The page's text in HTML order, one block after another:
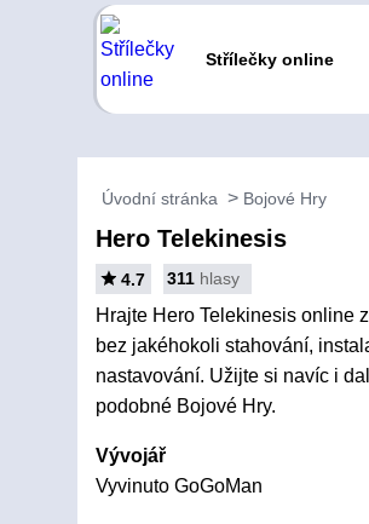
Střílečky online
Úvodní stránka Bojové Hry
Hero Telekinesis
4.7 311 hlasy
Hrajte Hero Telekinesis online
bez jakéhokoli stahování,
nastavování. Užijte si navíc i
podobné Bojové Hry.
Vývojář
Vyvinuto GoGoMan